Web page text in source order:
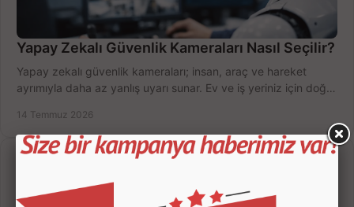
Yapay Zekalı Güvenlik Kameraları Nasıl Seçilir?
Yapay zekalı güvenlik kameraları; insan, araç ve hareket
ayrımıyla daha az yanlış uyarı sunar. Ev ve iş yeriniz için doğru
14 Temmuz 2026